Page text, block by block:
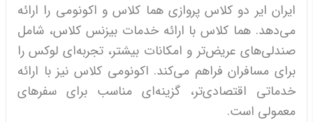
ایران ایر دو کلاس پروازی هما کلاس و اکونومی را ارائه
می‌دهد. هما کلاس با ارائه خدمات بیزنس کلاس، شامل
صندلی‌های عریض‌تر و امکانات بیشتر، تجربه‌ای لوکس را
برای مسافران فراهم می‌کند. اکونومی کلاس نیز با ارائه
خدماتی اقتصادی‌تر، گزینه‌ای مناسب برای سفرهای
معمولی است.